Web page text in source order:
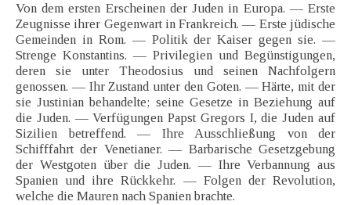
Von dem ersten Erscheinen der Juden in Europa. — Erste
Zeugnisse ihrer Gegenwart in Frankreich. — Erste jüdische
Gemeinden in Rom. — Politik der Kaiser gegen sie. —
Strenge Konstantins. — Privilegien und Begünstigungen,
deren sie unter Theodosius und seinen Nachfolgern
genossen. — Ihr Zustand unter den Goten. — Härte, mit der
sie Justinian behandelte; seine Gesetze in Beziehung auf
die Juden. — Verfügungen Papst Gregors I, die Juden auf
Sizilien betreffend. — Ihre Ausschließung von der
Schifffahrt der Venetianer. — Barbarische Gesetzgebung
der Westgoten über die Juden. — Ihre Verbannung aus
Spanien und ihre Rückkehr. — Folgen der Revolution,
welche die Mauren nach Spanien brachte.